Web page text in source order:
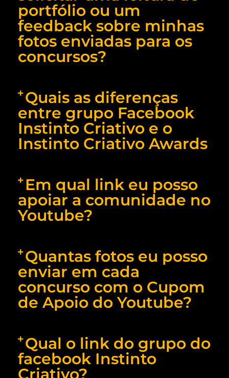
portfólio ou um
feedback sobre minhas
fotos enviadas para os
concursos?
Quais as diferenças
entre grupo Facebook
Instinto Criativo e o
Instinto Criativo Awards
Em qual link eu posso
apoiar a comunidade no
Youtube?
Quantas fotos eu posso
enviar em cada
concurso com o Cupom
de Apoio do Youtube?
Qual o link do grupo do
facebook Instinto
Criativo?